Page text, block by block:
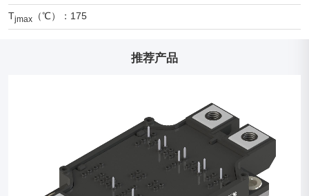
Tjmax （℃）：175
推荐产品